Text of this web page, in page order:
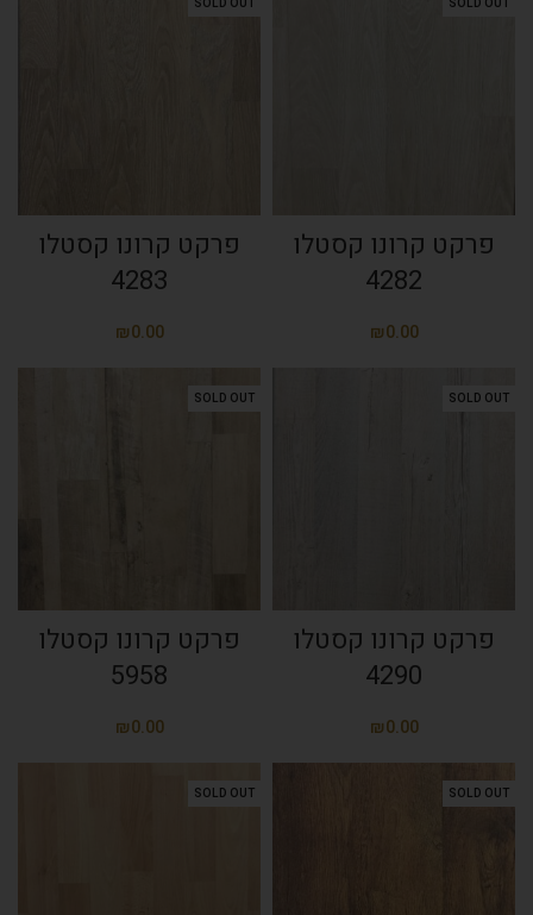
SOLD OUT
פרקט קרונו קסטלו
4282
₪
SOLD OUT
פרקט קרונו קסטלו
4283
₪
SOLD OUT
פרקט קרונו קסטלו
4290
₪
SOLD OUT
פרקט קרונו קסטלו
5958
₪
SOLD OUT
SOLD OUT